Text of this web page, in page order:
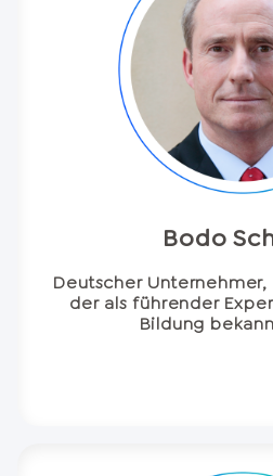
Bodo
Deutscher
der als führender
Bildung